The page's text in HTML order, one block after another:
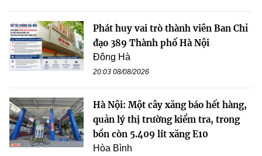
Phát huy vai trò thành viên Ban Chỉ
đạo 389 Thành phố Hà Nội
Đông Hà
20:03 08/08/2026
Hà Nội: Một cây xăng báo hết hàng,
quản lý thị trường kiểm tra, trong
bồn còn 5.409 lít xăng E10
Hòa Bình